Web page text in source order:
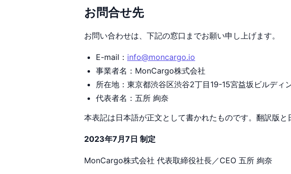
お問合せ先
お問い合わせは、下記の窓口までお願い申し上げます。
E-mail： info@moncargo.io
事業者名：MonCargo株式会社
所在地：東京都渋谷区渋谷2丁目19-15宮益坂ビルディ
代表者名：五所 絢奈
本表記は日本語が正文として書かれたものです。翻訳版
2023年7月7日 制定
MonCargo株式会社 代表取締役社長／CEO 五所 絢奈